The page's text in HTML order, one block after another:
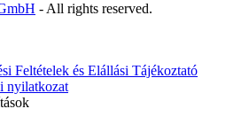
- All rights reserved.
Feltételek és Elállási Tájékoztató
nyilatkozat